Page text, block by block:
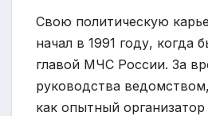
Свою политическую
начал в 1991 году, когда
главой МЧС России. За
руководства
как опытный